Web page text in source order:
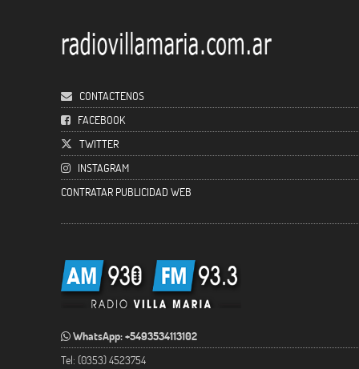
CONTACTENOS
FACEBOOK
TWITTER
INSTAGRAM
CONTRATAR PUBLICIDAD WEB
WhatsApp: +5493534113102
Tel: (0353) 4523754